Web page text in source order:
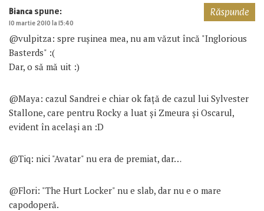
Bianca spune:
10 martie 2010 la 15:40
@vulpitza: spre rușinea mea, nu am văzut încă "Inglorious
Basterds" :(
Dar, o să mă uit :)
@Maya: cazul Sandrei e chiar ok față de cazul lui Sylvester
Stallone, care pentru Rocky a luat și Zmeura și Oscarul,
evident în același an :D
@Tiq: nici "Avatar" nu era de premiat, dar…
@Flori: "The Hurt Locker" nu e slab, dar nu e o mare
capodoperă.
Răspunde